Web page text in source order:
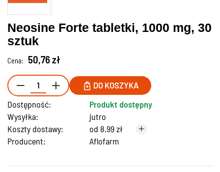
Neosine Forte tabletki, 1000 mg, 30
sztuk
Cena: 50,76 zł
DO KOSZYKA
Dostępność:
Produkt dostępny
Wysyłka:
jutro
Koszty dostawy:
od 8,99 zł
Producent:
Aflofarm